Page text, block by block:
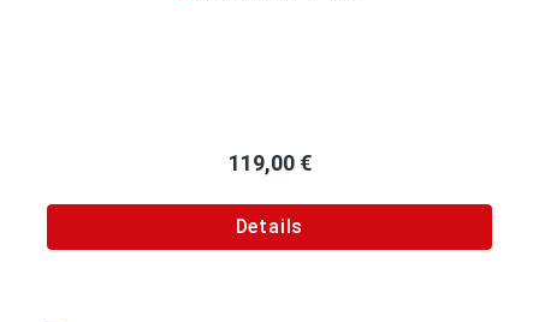
Regulärer Preis:
119,00 €
Details